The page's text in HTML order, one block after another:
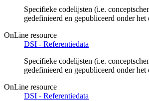
Specifieke codelijsten (i.e.
gedefinieerd en gepubliceerd onder
OnLine resource
DSI - Referentiedata
Specifieke codelijsten (i.e.
gedefinieerd en gepubliceerd onder
OnLine resource
DSI - Referentiedata